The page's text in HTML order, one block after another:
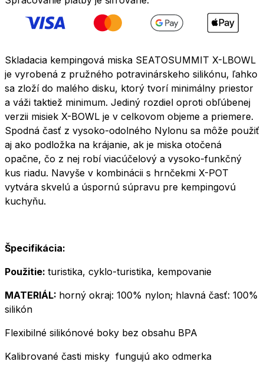
Skladacia kempingová miska SEATOSUMMIT X-LBOWL
je vyrobená z pružného potravinárskeho silikónu, ľahko
sa zloží do malého disku, ktorý tvorí minimálny priestor
a váži taktiež minimum. Jediný rozdiel oproti obľúbenej
verzii misiek X-BOWL je v celkovom objeme a priemere.
Spodná časť z vysoko-odolného Nylonu sa môže použiť
aj ako podložka na krájanie, ak je miska otočená
opačne, čo z nej robí viacúčelový a vysoko-funkčný
kus riadu. Navyše v kombinácii s hrnčekmi X-POT
vytvára skvelú a úspornú súpravu pre kempingovú
kuchyňu.
Špecifikácia:
Použitie: turistika, cyklo-turistika, kempovanie
MATERIÁL: horný okraj: 100% nylon; hlavná časť: 100%
silikón
Flexibilné silikónové boky bez obsahu BPA
Kalibrované časti misky fungujú ako odmerka